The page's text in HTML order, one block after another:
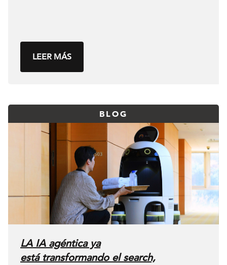
LEER MÁS
BLOG
LA IA agéntica ya
está transformando el search,